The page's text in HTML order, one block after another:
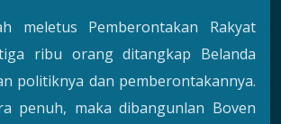
meletus Pemberontakan Rakyat
ribu orang ditangkap Belanda
politiknya dan pemberontakannya.
penuh, maka dibangunlan Boven